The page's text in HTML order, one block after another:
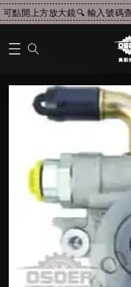
點開上方放大鏡🔍 輸入號碼